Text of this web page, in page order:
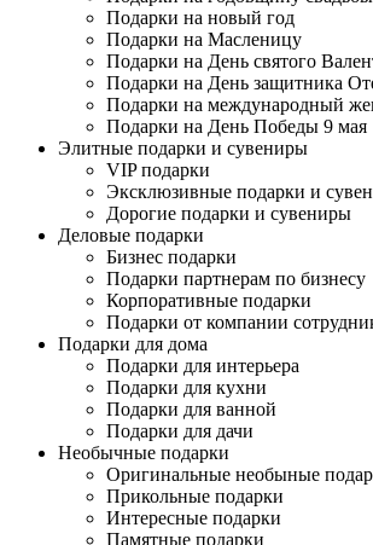
Подарки на новый год
Подарки на Масленицу
Подарки на День святого
Подарки на День защитника
Подарки на международный
Подарки на День Победы 9 мая
Элитные подарки и сувениры
VIP подарки
Эксклюзивные подарки и
Дорогие подарки и сувениры
Деловые подарки
Бизнес подарки
Подарки партнерам по бизнесу
Корпоративные подарки
Подарки от компании
Подарки для дома
Подарки для интерьера
Подарки для кухни
Подарки для ванной
Подарки для дачи
Необычные подарки
Оригинальные необыные
Прикольные подарки
Интересные подарки
Памятные подарки